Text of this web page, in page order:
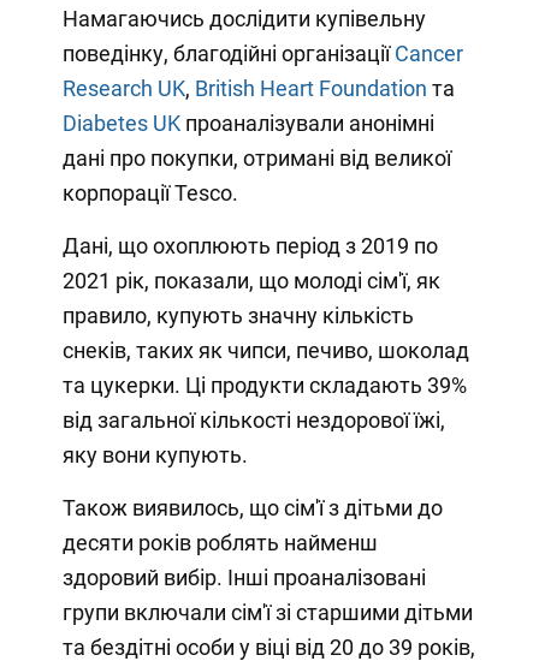
Намагаючись дослідити купівельну
поведінку, благодійні організаціїCancer
Research UK, British Heart Foundation та
Diabetes UKпроаналізували анонімні
дані про покупки, отримані від великої
корпорації Tesco.
Дані, що охоплюють період з 2019 по
2021 рік, показали, що молоді сім'ї, як
правило, купують значну кількість
снеків, таких як чипси, печиво, шоколад
та цукерки. Ці продукти складають 39%
від загальної кількості нездорової їжі,
яку вони купують.
Також виявилось, що сім'ї з дітьми до
десяти років роблять найменш
здоровий вибір. Інші проаналізовані
групи включали сім'ї зі старшими дітьми
та бездітні особи у віці від 20 до 39 років,